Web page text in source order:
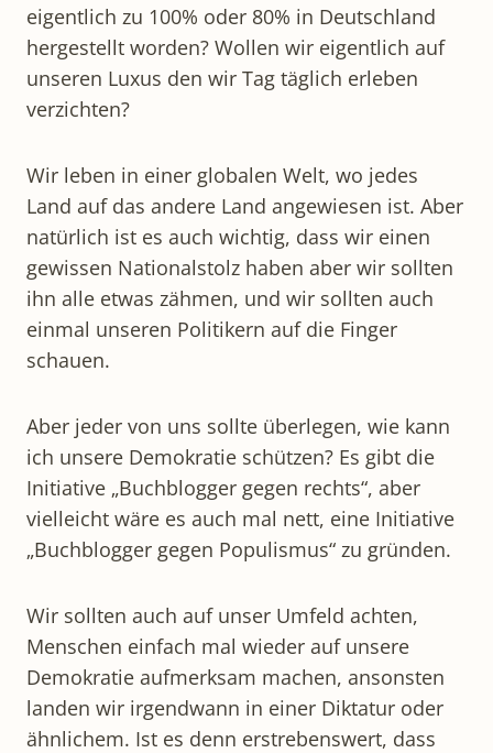
eigentlich zu 100% oder 80% in Deutschland
hergestellt worden? Wollen wir eigentlich auf
unseren Luxus den wir Tag täglich erleben
verzichten?
Wir leben in einer globalen Welt, wo jedes
Land auf das andere Land angewiesen ist. Aber
natürlich ist es auch wichtig, dass wir einen
gewissen Nationalstolz haben aber wir sollten
ihn alle etwas zähmen, und wir sollten auch
einmal unseren Politikern auf die Finger
schauen.
Aber jeder von uns sollte überlegen, wie kann
ich unsere Demokratie schützen? Es gibt die
Initiative „Buchblogger gegen rechts“, aber
vielleicht wäre es auch mal nett, eine Initiative
„Buchblogger gegen Populismus“ zu gründen.
Wir sollten auch auf unser Umfeld achten,
Menschen einfach mal wieder auf unsere
Demokratie aufmerksam machen, ansonsten
landen wir irgendwann in einer Diktatur oder
ähnlichem. Ist es denn erstrebenswert, dass